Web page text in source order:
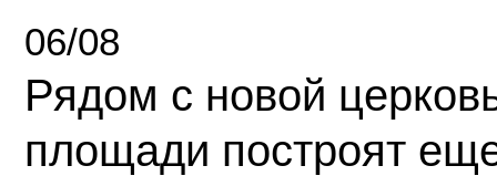
06/08
Рядом с новой
площади построят